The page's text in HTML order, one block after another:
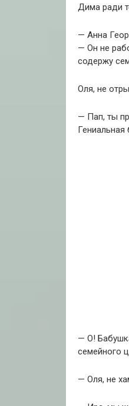
Дима ради
— Анна
— Он не
содержу
Оля, не
— Пап, ты
Гениальная
— О!
семейного
— Оля, не